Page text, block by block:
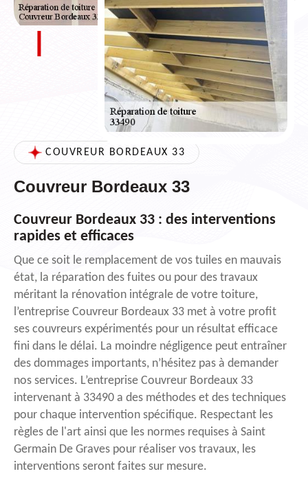
COUVREUR BORDEAUX 33
Couvreur Bordeaux 33
Couvreur Bordeaux 33 : des interventions
rapides et efficaces
Que ce soit le remplacement de vos tuiles en mauvais
état, la réparation des fuites ou pour des travaux
méritant la rénovation intégrale de votre toiture,
l’entreprise Couvreur Bordeaux 33 met à votre profit
ses couvreurs expérimentés pour un résultat efficace
fini dans le délai. La moindre négligence peut entraîner
des dommages importants, n’hésitez pas à demander
nos services. L’entreprise Couvreur Bordeaux 33
intervenant à 33490 a des méthodes et des techniques
pour chaque intervention spécifique. Respectant les
règles de l'art ainsi que les normes requises à Saint
Germain De Graves pour réaliser vos travaux, les
interventions seront faites sur mesure.